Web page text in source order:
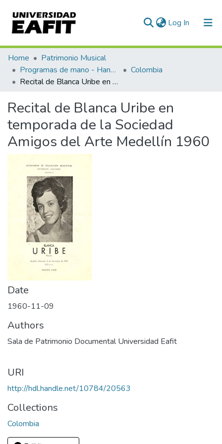
Log In (current)
Communities & Collections
All of DSpace
Home
Patrimonio Musical
Programas de mano - Hand programs
Colombia
Recital de Blanca Uribe en temporada de la Sociedad Amigos del Arte Medellín 1960
Recital de Blanca Uribe en
temporada de la Sociedad
Amigos del Arte Medellín 1960
Date
1960-11-09
Authors
Sala de Patrimonio Documental Universidad Eafit
URI
http://hdl.handle.net/10784/20563
Collections
Colombia